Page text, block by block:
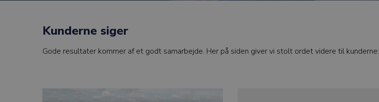
Kunderne siger
Gode resultater kommer af et godt samarbejde. Her på siden giver vi stolt ordet videre til kunderne: